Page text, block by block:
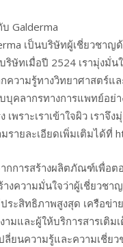
บ Galderma
เป็นบริษัทผู้เชี่ยวชา
ริษัทเมื่อปี 2524 เรามุ่งมั่
ความรู้ทางวิทยาศาสตร์แ
บุคลากรทางการแพทย์อย่
เพราะเราเข้าใจผิว เรา
รายละเอียดเพิ่มเติมได้ที่
กการสร้างผลิตภัณฑ์เพื่อต
างความมั่นใจว่าผู้เชี่ยวช
ระสิทธิภาพสูงสุด เครือข่า
ามและผู้ให้บริการสารเติ
ลี่ยนความรู้และความเชี่ย